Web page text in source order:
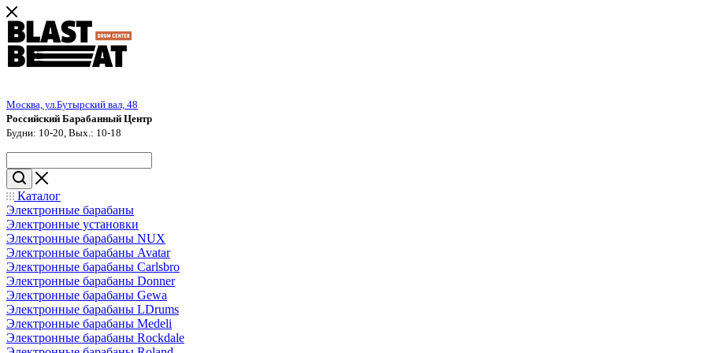
Москва, ул.Бутырский вал, 48
Российский Барабанный Центр
Будни: 10-20, Вых.: 10-18
Каталог
Электронные барабаны
Электронные установки
Электронные барабаны NUX
Электронные барабаны Avatar
Электронные барабаны Carlsbro
Электронные барабаны Donner
Электронные барабаны Gewa
Электронные барабаны LDrums
Электронные барабаны Medeli
Электронные барабаны Rockdale